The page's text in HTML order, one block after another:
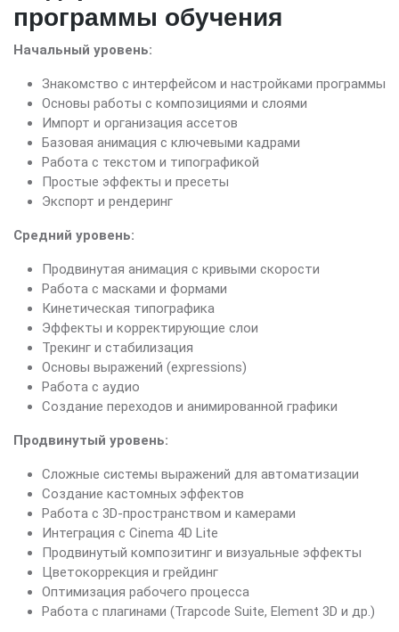
программы обучения
Начальный уровень:
Знакомство с интерфейсом и настройками программы
Основы работы с композициями и слоями
Импорт и организация ассетов
Базовая анимация с ключевыми кадрами
Работа с текстом и типографикой
Простые эффекты и пресеты
Экспорт и рендеринг
Средний уровень:
Продвинутая анимация с кривыми скорости
Работа с масками и формами
Кинетическая типографика
Эффекты и корректирующие слои
Трекинг и стабилизация
Основы выражений (expressions)
Работа с аудио
Создание переходов и анимированной графики
Продвинутый уровень:
Сложные системы выражений для автоматизации
Создание кастомных эффектов
Работа с 3D-пространством и камерами
Интеграция с Cinema 4D Lite
Продвинутый композитинг и визуальные эффекты
Цветокоррекция и грейдинг
Оптимизация рабочего процесса
Работа с плагинами (Trapcode Suite, Element 3D и др.)